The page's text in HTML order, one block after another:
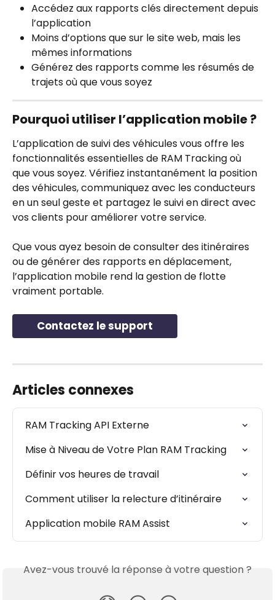
Accédez aux rapports clés directement depuis
l’application
Moins d’options que sur le site web, mais les
mêmes informations
Générez des rapports comme les résumés de
trajets où que vous soyez
Pourquoi utiliser l’application mobile ?
L’application de suivi des véhicules vous offre les
fonctionnalités essentielles de RAM Tracking où
que vous soyez. Vérifiez instantanément la position
des véhicules, communiquez avec les conducteurs
en un seul geste et partagez le suivi en direct avec
vos clients pour améliorer votre service.
Que vous ayez besoin de consulter des itinéraires
ou de générer des rapports en déplacement,
l’application mobile rend la gestion de flotte
vraiment portable.
Contactez le support
Articles connexes
RAM Tracking API Externe
Mise à Niveau de Votre Plan RAM Tracking
Définir vos heures de travail
Comment utiliser la relecture d’itinéraire
Application mobile RAM Assist
Avez-vous trouvé la réponse à votre question ?